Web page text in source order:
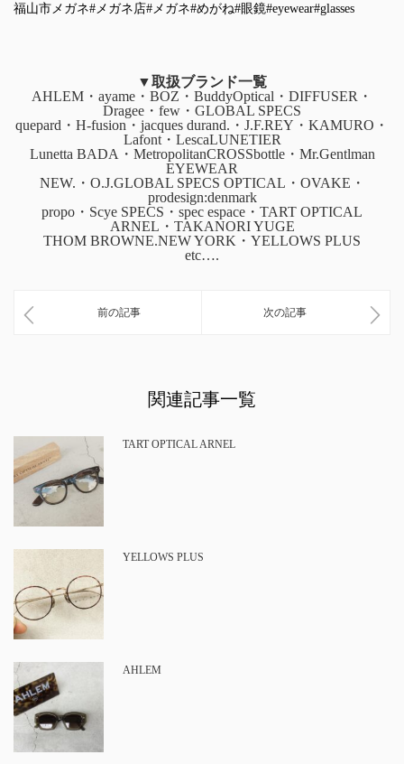
福山市メガネ#メガネ店#メガネ#めがね#眼鏡#eyewear#glasses
▼取扱ブランド一覧
AHLEM・ayame・BOZ・BuddyOptical・DIFFUSER・
Dragee・few・GLOBAL SPECS
quepard・H-fusion・jacques durand.・J.F.REY・KAMURO・
Lafont・LescaLUNETIER
Lunetta BADA・MetropolitanCROSSbottle・Mr.Gentlman
EYEWEAR
NEW.・O.J.GLOBAL SPECS OPTICAL・OVAKE・
prodesign:denmark
propo・Scye SPECS・spec espace・TART OPTICAL
ARNEL・TAKANORI YUGE
THOM BROWNE.NEW YORK・YELLOWS PLUS
etc….
前の記事 次の記事
関連記事一覧
TART OPTICAL ARNEL
YELLOWS PLUS
AHLEM